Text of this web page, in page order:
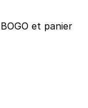
et panier